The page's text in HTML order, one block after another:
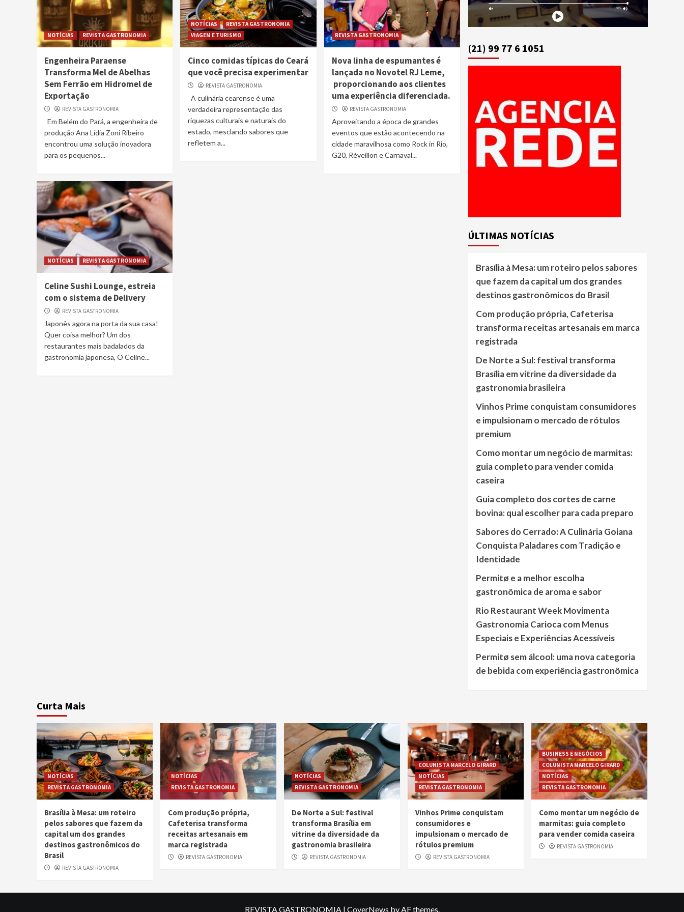
NOTÍCIAS REVISTA GASTRONOMIA
Engenheira Paraense
Transforma Mel de Abelhas
Sem Ferrão em Hidromel de
Exportação
REVISTA GASTRONOMIA
Em Belém do Pará, a engenheira de
produção Ana Lídia Zoni Ribeiro
encontrou uma solução inovadora
para os pequenos...
NOTÍCIAS
REVISTA GASTRONOMIA
VIAGEM E TURISMO
Cinco comidas típicas do Ceará
que você precisa experimentar
REVISTA GASTRONOMIA
A culinária cearense é uma
verdadeira representação das
riquezas culturais e naturais do
estado, mesclando sabores que
refletem a...
REVISTA GASTRONOMIA
Nova linha de espumantes é
lançada no Novotel RJ Leme,
proporcionando aos clientes
uma experiência diferenciada.
REVISTA GASTRONOMIA
Aproveitando a época de grandes
eventos que estão acontecendo na
cidade maravilhosa como Rock in Rio,
G20, Réveillon e Carnaval...
NOTÍCIAS REVISTA GASTRONOMIA
Celine Sushi Lounge, estreia
com o sistema de Delivery
REVISTA GASTRONOMIA
Japonês agora na porta da sua casa!
Quer coisa melhor? Um dos
restaurantes mais badalados da
gastronomia japonesa, O Celine...
(21) 99 77 6 1051
ÚLTIMAS NOTÍCIAS
Brasília à Mesa: um roteiro pelos sabores
que fazem da capital um dos grandes
destinos gastronômicos do Brasil
Com produção própria, Cafeterisa
transforma receitas artesanais em marca
registrada
De Norte a Sul: festival transforma
Brasília em vitrine da diversidade da
gastronomia brasileira
Vinhos Prime conquistam consumidores
e impulsionam o mercado de rótulos
premium
Como montar um negócio de marmitas:
guia completo para vender comida
caseira
Guia completo dos cortes de carne
bovina: qual escolher para cada preparo
Sabores do Cerrado: A Culinária Goiana
Conquista Paladares com Tradição e
Identidade
Permitø e a melhor escolha
gastronômica de aroma e sabor
Rio Restaurant Week Movimenta
Gastronomia Carioca com Menus
Especiais e Experiências Acessíveis
Permitø sem álcool: uma nova categoria
de bebida com experiência gastronômica
Curta Mais
NOTÍCIAS
REVISTA GASTRONOMIA
Brasília à Mesa: um roteiro
pelos sabores que fazem da
capital um dos grandes
destinos gastronômicos do
Brasil
REVISTA GASTRONOMIA
NOTÍCIAS
REVISTA GASTRONOMIA
Com produção própria,
Cafeterisa transforma
receitas artesanais em
marca registrada
REVISTA GASTRONOMIA
NOTÍCIAS
REVISTA GASTRONOMIA
De Norte a Sul: festival
transforma Brasília em
vitrine da diversidade da
gastronomia brasileira
REVISTA GASTRONOMIA
COLUNISTA MARCELO GIRARD
NOTÍCIAS
REVISTA GASTRONOMIA
Vinhos Prime conquistam
consumidores e
impulsionam o mercado de
rótulos premium
REVISTA GASTRONOMIA
BUSINESS E NEGÓCIOS
COLUNISTA MARCELO GIRARD
NOTÍCIAS
REVISTA GASTRONOMIA
Como montar um negócio de
marmitas: guia completo
para vender comida caseira
REVISTA GASTRONOMIA
REVISTA GASTRONOMIA | CoverNews by AF themes.